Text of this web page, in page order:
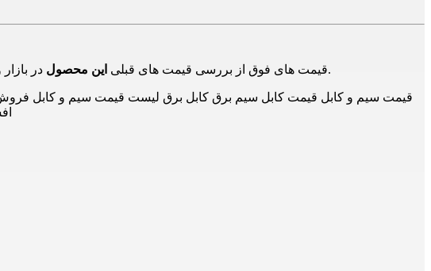
قیمت های فوق از بررسی قیمت های قبلی این محصول در بازار و تامین کنندگان دیگر است و برای اطلاع از حدود قیمت ها است و ممکن است هم اکنون این محصول دارای قیمت جدید باشد.
قیمت سیم و کابل قیمت کابل سیم برق کابل برق لیست قیمت سیم و کابل فروش